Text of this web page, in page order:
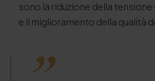
sono la riduzione della
e il miglioramento della qualità